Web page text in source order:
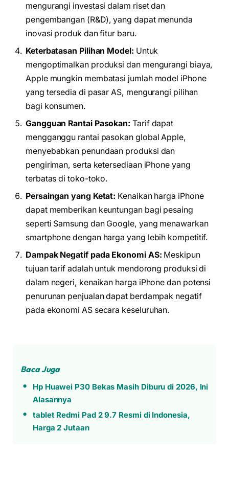
mengurangi investasi dalam riset dan
pengembangan (R&D), yang dapat menunda
inovasi produk dan fitur baru.
Keterbatasan Pilihan Model: Untuk
mengoptimalkan produksi dan mengurangi biaya,
Apple mungkin membatasi jumlah model iPhone
yang tersedia di pasar AS, mengurangi pilihan
bagi konsumen.
Gangguan Rantai Pasokan: Tarif dapat
mengganggu rantai pasokan global Apple,
menyebabkan penundaan produksi dan
pengiriman, serta ketersediaan iPhone yang
terbatas di toko-toko.
Persaingan yang Ketat: Kenaikan harga iPhone
dapat memberikan keuntungan bagi pesaing
seperti Samsung dan Google, yang menawarkan
smartphone dengan harga yang lebih kompetitif.
Dampak Negatif pada Ekonomi AS: Meskipun
tujuan tarif adalah untuk mendorong produksi di
dalam negeri, kenaikan harga iPhone dan potensi
penurunan penjualan dapat berdampak negatif
pada ekonomi AS secara keseluruhan.
Baca Juga
Hp Huawei P30 Bekas Masih Diburu di 2026, Ini
Alasannya
tablet Redmi Pad 2 9.7 Resmi di Indonesia,
Harga 2 Jutaan